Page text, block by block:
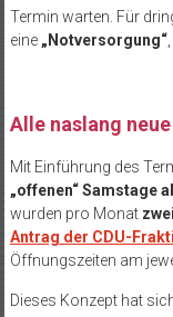
Termin warten. Für
eine „Notversorgung“
Alle naslang
Mit Einführung des
„offenen“ Samstage
wurden pro Monat
Antrag der CDU-
Öffnungszeiten am
Dieses Konzept hat